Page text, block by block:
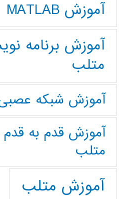
آموزش MATLAB
آموزش برنامه
متلب
آموزش شبکه
آموزش قدم به قدم
متلب
آموزش متلب